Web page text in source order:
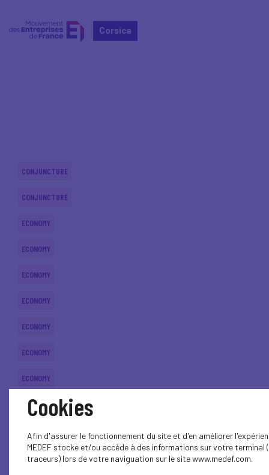
Corsica
CONJUNCTURE
CONJUNCTURE
ECONOMY
ECONOMY
ECONOMY
ECONOMY
ECONOMY
ECONOMY
ECONOMY
ECONOMY
ECONOMY
Cookies
Afin d'assurer le fonctionnement du site et d'en améliorer
MEDEF stocke et/ou accède à des informations sur votre terminal
traceurs) lors de votre naviguation sur le site www.medef.com.